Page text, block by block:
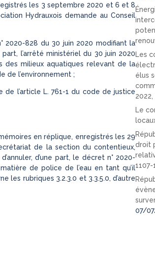
les 3 septembre 2020 et 6 et 8
Hydrauxois demande au Conseil
2020-828 du 30 juin 2020 modifiant la
l’arrêté ministériel du 30 juin 2020
des milieux aquatiques relevant de la
de l’environnement ;
l’article L. 761-1 du code de justice
en réplique, enregistrés les 29
de la section du contentieux,
d’une part, le décret n° 2020-
de police de l’eau en tant qu’il
les rubriques 3.2.3.0 et 3.3.5.0, d’autre
Les
élus
2022,
Le
droit
1107-
07/